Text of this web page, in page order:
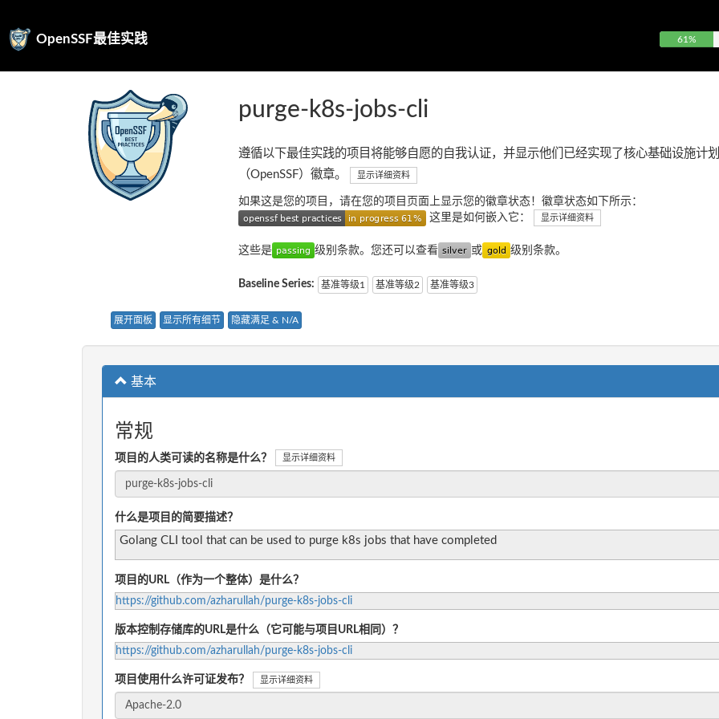
OpenSSF最佳实践 61%
purge-k8s-jobs-cli
遵循以下最佳实践的项目将能够自愿的自我认证，并显示他们已经实现了核心基础设施计划
（OpenSSF）徽章。
显示详细资料
如果这是您的项目，请在您的项目页面上显示您的徽章状态！徽章状态如下所示：
这里是如何嵌入它：
显示详细资料
这些是 级别条款。您还可以查看 或 级别条款。
Baseline Series: 基准等级1 基准等级2 基准等级3
展开面板 显示所有细节 隐藏满足 & N/A
基本
常规
项目的人类可读的名称是什么？ 显示详细资料
什么是项目的简要描述？
Golang CLI tool that can be used to purge k8s jobs that have completed
项目的URL（作为一个整体）是什么？
https://github.com/azharullah/purge-k8s-jobs-cli
版本控制存储库的URL是什么（它可能与项目URL相同）？
https://github.com/azharullah/purge-k8s-jobs-cli
项目使用什么许可证发布？ 显示详细资料